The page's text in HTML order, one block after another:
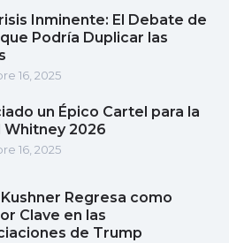
Inminente: El Debate de
Podría Duplicar las
16, 2025
un Épico Cartel para la
Whitney 2026
16, 2025
Regresa como
Clave en las
de Trump